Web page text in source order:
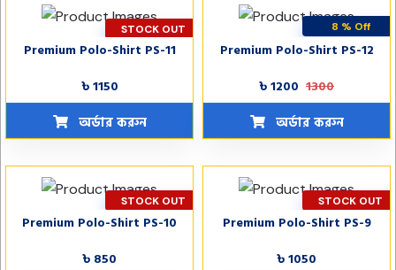
STOCK OUT
Premium Polo-Shirt PS-11
৳ 1150
অর্ডার করুন
8 % Off
STOCK OUT
Premium Polo-Shirt PS-12
৳ 1200 1300
অর্ডার করুন
STOCK OUT
Premium Polo-Shirt PS-10
৳ 850
STOCK OUT
Premium Polo-Shirt PS-9
৳ 1050